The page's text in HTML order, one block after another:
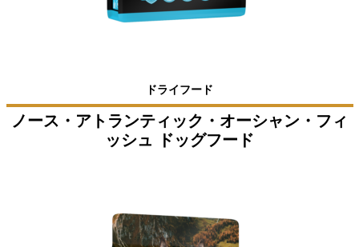
ドライフード
ノース・アトランティック・オーシャン・フィ
ッシュ ドッグフード